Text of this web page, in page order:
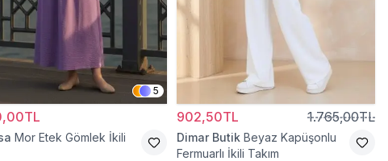
5
Mor Etek Gömlek İkili
902,50TL 1.765,00TL
Dimar Butik Beyaz Kapüşonlu
Fermuarlı İkili Takım